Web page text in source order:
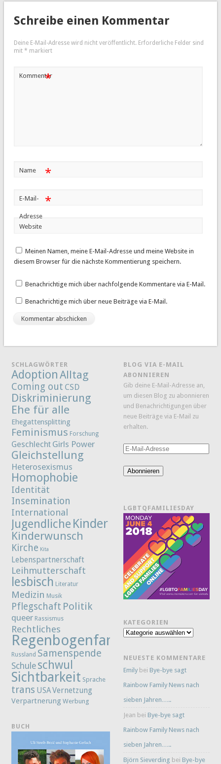
Schreibe einen Kommentar
Deine E-Mail-Adresse wird nicht veröffentlicht. Erforderliche Felder sind
mit * markiert
Kommentar
*
Name *
E-Mail-
Adresse
*
Website
Meinen Namen, meine E-Mail-Adresse und meine Website in
diesem Browser für die nächste Kommentierung speichern.
Benachrichtige mich über nachfolgende Kommentare via E-Mail.
Benachrichtige mich über neue Beiträge via E-Mail.
SCHLAGWÖRTER
AdoptionAlltag
Coming out CSD
Diskriminierung
Ehe für alle
Ehegattensplitting
Feminismus Forschung
Geschlecht Girls Power
Gleichstellung
Heterosexismus
Homophobie
Identität
Insemination
International
Jugendliche Kinder
Kinderwunsch
Kirche Kita
Lebenspartnerschaft
Leihmutterschaft
lesbisch Literatur
Medizin Musik
Pflegschaft Politik
queer Rassismus
Rechtliches
Regenbogenfamilie
Russland Samenspende
Schule schwul
Sichtbarkeit Sprache
trans USAVernetzung
Verpartnerung Werbung
BUCH
BLOG VIA E-MAIL
ABONNIEREN
Gib deine E-Mail-Adresse an,
um diesen Blog zu abonnieren
und Benachrichtigungen über
neue Beiträge via E-Mail zu
erhalten.
E-
Adresse
Abonnieren
LGBTQFAMILIESDAY
KATEGORIEN
Kategorien
NEUESTE KOMMENTARE
Emily bei Bye-bye sagt
Rainbow Family News nach
sieben Jahren…..
Jean bei Bye-bye sagt
Rainbow Family News nach
sieben Jahren…..
Björn Sieverding bei Bye-bye